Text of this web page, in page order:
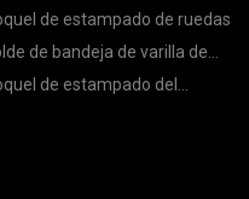
de estampado de ruedas
de bandeja de varilla de
de estampado del